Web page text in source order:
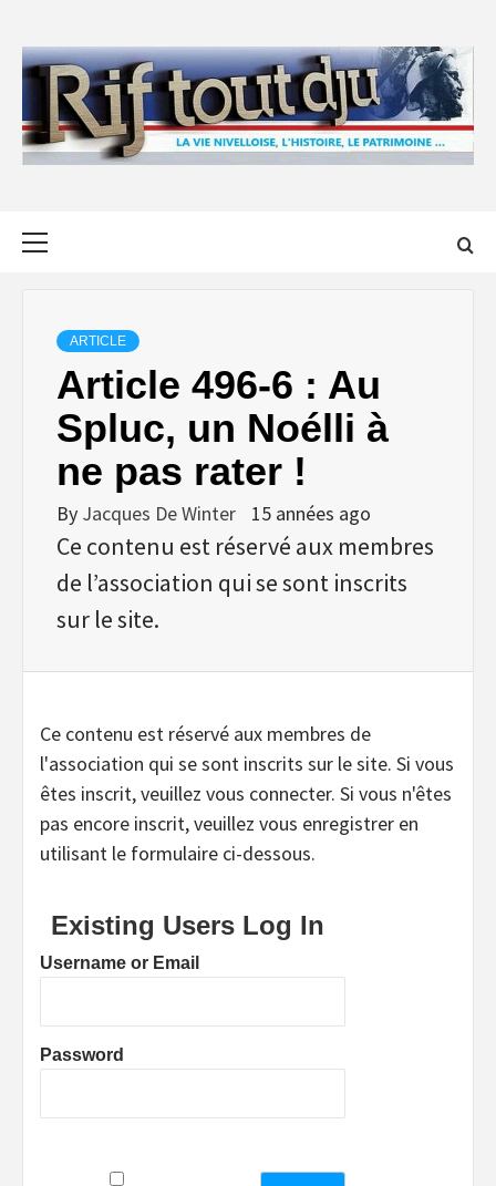
content
ARTICLE
Article 496-6 : Au
Spluc, un Noélli à
ne pas rater !
By Jacques De Winter 15 années ago
Ce contenu est réservé aux membres
de l’association qui se sont inscrits
sur le site.
Ce contenu est réservé aux membres de
l'association qui se sont inscrits sur le site. Si vous
êtes inscrit, veuillez vous connecter. Si vous n'êtes
pas encore inscrit, veuillez vous enregistrer en
utilisant le formulaire ci-dessous.
Existing Users Log In
Username or Email
Password